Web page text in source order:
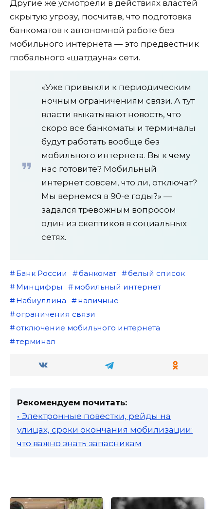
Другие же усмотрели в действиях властей
скрытую угрозу, посчитав, что подготовка
банкоматов к автономной работе без
мобильного интернета — это предвестник
глобального «шатдауна» сети.
«Уже привыкли к периодическим
ночным ограничениям связи. А тут
власти выкатывают новость, что
скоро все банкоматы и терминалы
будут работать вообще без
мобильного интернета. Вы к чему
нас готовите? Мобильный
интернет совсем, что ли, отключат?
Мы вернемся в 90-е годы?» —
задался тревожным вопросом
один из скептиков в социальных
сетях.
Банк России банкомат
белый список
Минцифры
мобильный интернет
Набиуллина
наличные
ограничения связи
отключение мобильного интернета
терминал
Рекомендуем почитать:
• Электронные повестки, рейды на
улицах, сроки окончания мобилизации:
что важно знать запасникам